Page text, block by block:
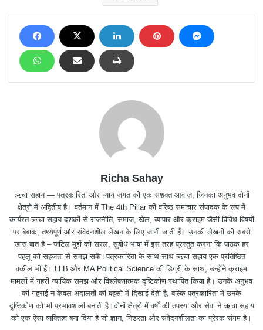
Richa Sahay
ऋचा सहाय — पत्रकारिता और न्याय जगत की एक सशक्त आवाज़, जिनका अनुभव दोनों
क्षेत्रों में अद्वितीय है। वर्तमान में The 4th Pillar की वरिष्ठ समाचार संपादक के रूप में
कार्यरत ऋचा सहाय दशकों से राजनीति, समाज, खेल, व्यापार और क्राइम जैसी विविध विषयों
पर बेबाक, तथ्यपूर्ण और संवेदनशील लेखन के लिए जानी जाती हैं। उनकी लेखनी की सबसे
खास बात है – जटिल मुद्दों को सरल, सुबोध भाषा में इस तरह प्रस्तुत करना कि पाठक हर
पहलू को सहजता से समझ सकें।पत्रकारिता के साथ-साथ ऋचा सहाय एक प्रतिष्ठित
वकील भी हैं। LLB और MA Political Science की डिग्री के साथ, उन्होंने क्राइम
मामलों में गहरी न्यायिक समझ और विश्लेषणात्मक दृष्टिकोण स्थापित किया है। उनके अनुभव
की गहराई न केवल अदालतों की बहसों में दिखाई देती है, बल्कि पत्रकारिता में उनके
दृष्टिकोण को भी प्रभावशाली बनाती है।दोनों क्षेत्रों में वर्षों की तपस्या और सेवा ने ऋचा सहाय
को एक ऐसा व्यक्तित्व बना दिया है जो ज्ञान, निडरता और संवेदनशीलता का प्रेरक संगम है।